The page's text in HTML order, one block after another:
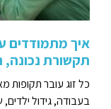
איך מתמודדים
תקשורת נכונה,
כל זוג עובר תקופות
בעבודה, גידול ילדים,